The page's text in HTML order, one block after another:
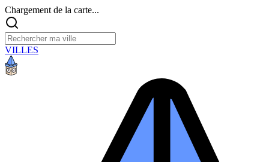
Chargement de la carte...
VILLES